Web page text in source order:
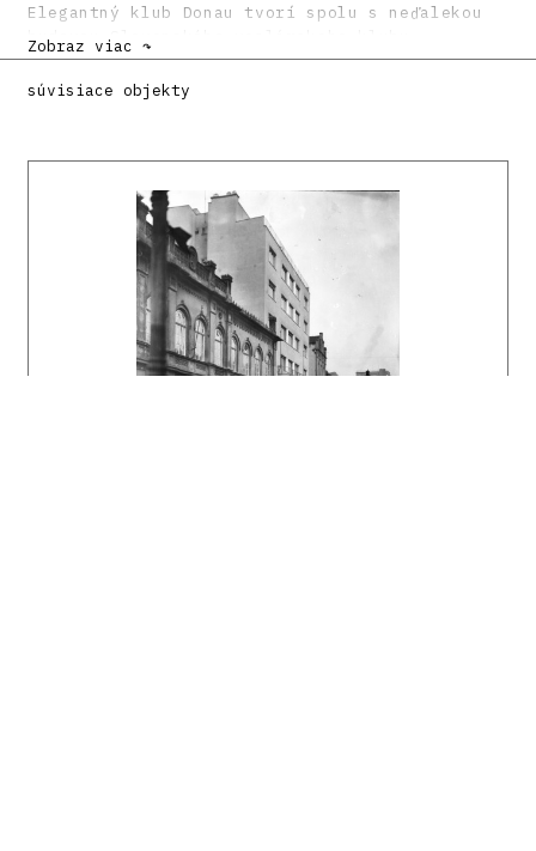
Elegantný klub Donau tvorí spolu s neďalekou
budovou Slovenského veslárskeho klubu
mimoriadne zaujímavý pôvodný komplex
funkcionalistickej architektúry.
Pressburg. Forum 2, 1932, s. 167.
Klubhaus der Rudervereines "Donau". Forum 2,
1932, s.168 – 169.
KUSÝ, Martin: Architektúra na Slovensku 1918 –
1945. Bratislava, Pallas 1971. 186 s.
MORAVČÍKOVÁ, Henrieta: Nemecký veslársky
spolok Dionau. Architektúra & urbanizmus 29,
1995, 1 – 2, s. 80 – 83.
Zobraz viac ↷
súvisiace objekty